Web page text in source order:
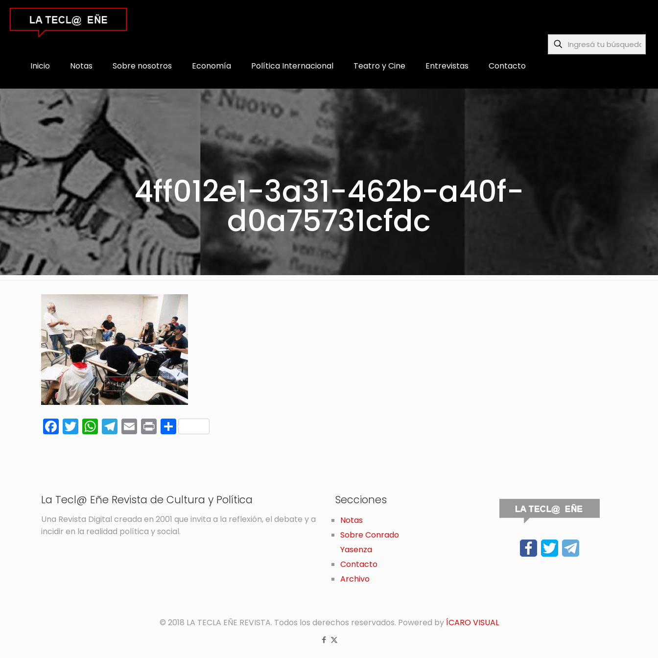
Inicio Notas Sobre nosotros Economía Política Internacional Teatro y Cine Entrevistas Contacto
4ff012e1-3a31-462b-a40f-
d0a75731cfdc
Facebook
Twitter
WhatsApp
Telegram
Email
PrintCompartir
La Tecl@ Eñe Revista de Cultura y Política
Una Revista Digital creada en 2001 que invita a la reflexión, el debate y a
incidir en la realidad política y social.
Secciones
Notas
Sobre Conrado
Yasenza
Contacto
Archivo
© 2018 LA TECLA EÑE REVISTA. Todos los derechos reservados. Powered byÍCARO VISUAL